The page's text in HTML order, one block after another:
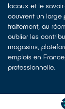
locaux et le
couvrent un large
traitement, au
oublier les
magasins,
emplois en
professionnelle.